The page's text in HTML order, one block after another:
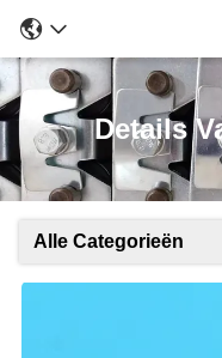
Details
Alle Categorieën